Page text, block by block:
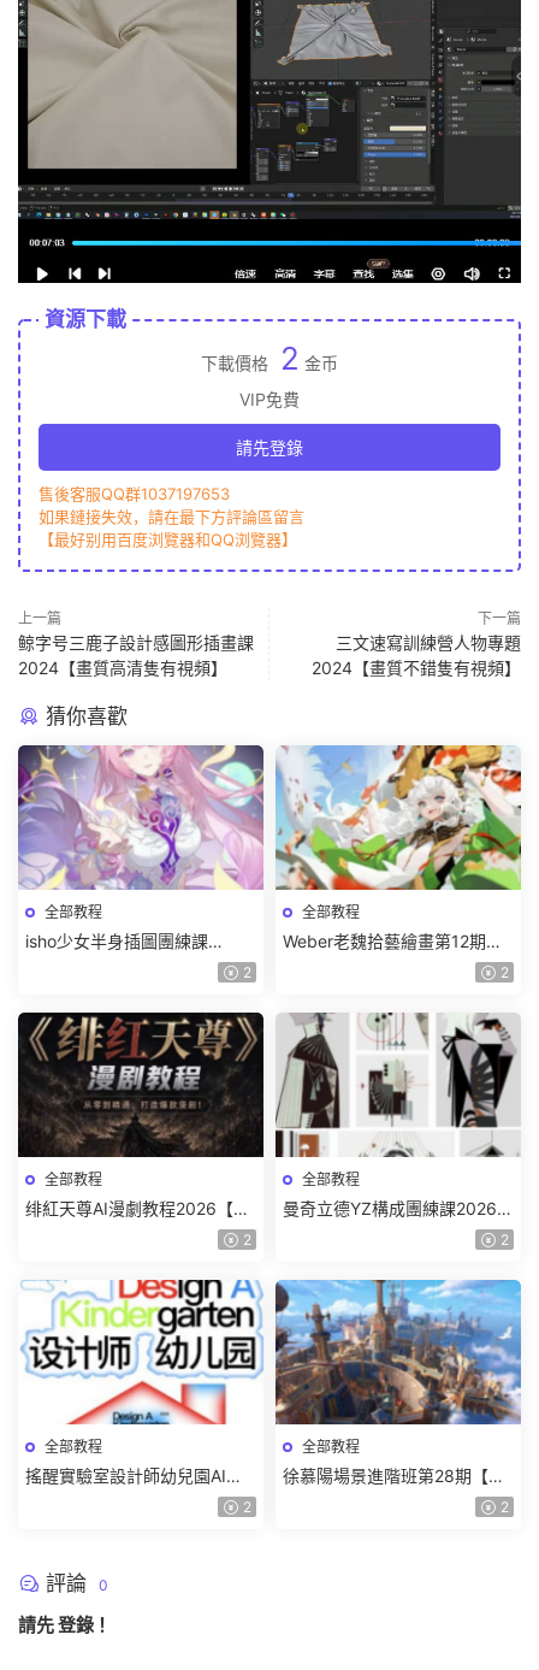
資源下載
下載價格 2 金币
VIP免費
請先登錄
售後客服QQ群1037197653
如果鏈接失效，請在最下方評論區留言
【最好别用百度浏覽器和QQ浏覽器】
上一篇
鲸字号三鹿子設計感圖形插畫課
2024【畫質高清隻有視頻】
下一篇
三文速寫訓練營人物專題
2024【畫質不錯隻有視頻】
猜你喜歡
全部教程
isho少女半身插圖團練課
2026【畫質高清隻有視頻】 2
全部教程
Weber老魏拾藝繪畫第12期角
色特訓班【畫質不錯隻有視
2
全部教程
绯紅天尊AI漫劇教程2026【畫
2
全部教程
曼奇立德YZ構成團練課2026年
8月已結課【畫質高清有課件】
2
全部教程
搖醒實驗室設計師幼兒園AI軟
件基礎課2025【畫質不錯有素
2
全部教程
徐慕陽場景進階班第28期【畫
2
評論 0
請先登錄 ！